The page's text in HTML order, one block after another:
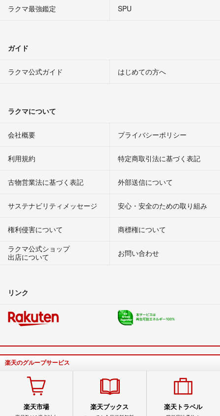
ラクマ最強鑑定
SPU
ガイド
ラクマ公式ガイド はじめての方へ
ラクマについて
会社概要 プライバシーポリシー
利用規約 特定商取引法に基づく表記
古物営業法に基づく表記 外部送信について
サステナビリティメッセージ 安心・安全のための取り組み
権利侵害について
商標権について
ラクマ公式ショップ
出店について
お問い合わせ
リンク
楽天のグループサービス
楽天市場 楽天ブックス 楽天トラベル